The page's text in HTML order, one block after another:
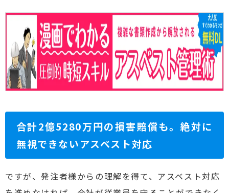
合計2億5280万円の損害賠償も。絶対に
無視できないアスベスト対応
ですが、発注者様からの理解を得て、アスベスト対応